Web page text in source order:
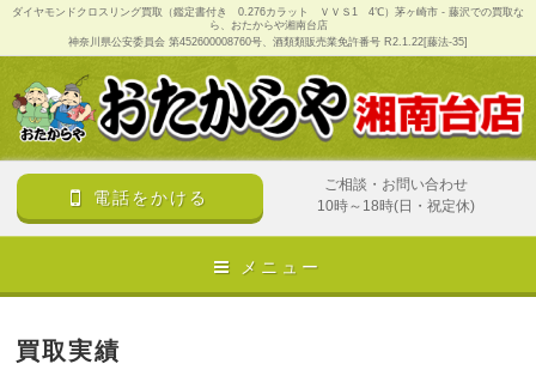
ダイヤモンドクロスリング買取（鑑定書付き 0.276カラット ＶＶＳ1 4℃）茅ヶ崎市 - 藤沢での買取な
ら、おたからや湘南台店
神奈川県公安委員会 第452600008760号、酒類類販売業免許番号 R2.1.22[藤法-35]
電話をかける
ご相談・お問い合わせ
10時～18時(日・祝定休)
メニュー
買取実績